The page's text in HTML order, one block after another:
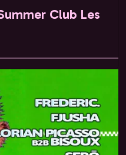
Club Les